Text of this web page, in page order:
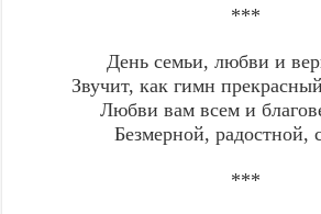
***
День семьи, любви и
Звучит, как гимн
Любви вам всем и
Безмерной, радостной,
***